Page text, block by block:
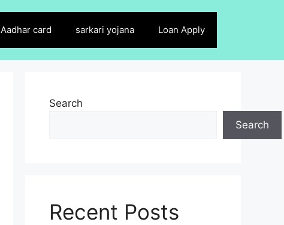
Aadhar card sarkari yojana Loan Apply
Search
Search
Recent Posts